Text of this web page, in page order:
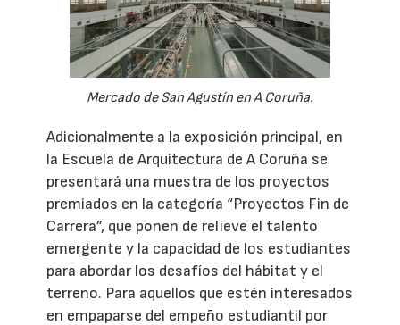
Mercado de San Agustín en A Coruña.
Adicionalmente a la exposición principal, en
la Escuela de Arquitectura de A Coruña se
presentará una muestra de los proyectos
premiados en la categoría “Proyectos Fin de
Carrera”, que ponen de relieve el talento
emergente y la capacidad de los estudiantes
para abordar los desafíos del hábitat y el
terreno. Para aquellos que estén interesados
en empaparse del empeño estudiantil por